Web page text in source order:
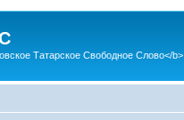
Татарское Свободное Слово</b>